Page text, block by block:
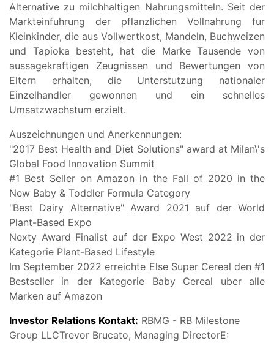
Alternative zu milchhaltigen Nahrungsmitteln. Seit der
Markteinfuhrung der pflanzlichen Vollnahrung fur
Kleinkinder, die aus Vollwertkost, Mandeln, Buchweizen
und Tapioka besteht, hat die Marke Tausende von
aussagekraftigen Zeugnissen und Bewertungen von
Eltern erhalten, die Unterstutzung nationaler
Einzelhandler gewonnen und ein schnelles
Umsatzwachstum erzielt.
Auszeichnungen und Anerkennungen:
"2017 Best Health and Diet Solutions" award at Milan\'s
Global Food Innovation Summit
#1 Best Seller on Amazon in the Fall of 2020 in the
New Baby & Toddler Formula Category
"Best Dairy Alternative" Award 2021 auf der World
Plant-Based Expo
Nexty Award Finalist auf der Expo West 2022 in der
Kategorie Plant-Based Lifestyle
Im September 2022 erreichte Else Super Cereal den #1
Bestseller in der Kategorie Baby Cereal uber alle
Marken auf Amazon
Investor Relations Kontakt: RBMG - RB Milestone
Group LLCTrevor Brucato, Managing DirectorE: